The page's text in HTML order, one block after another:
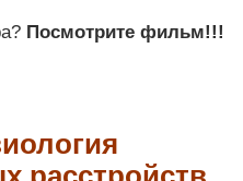
Посмотрите фильм!!!